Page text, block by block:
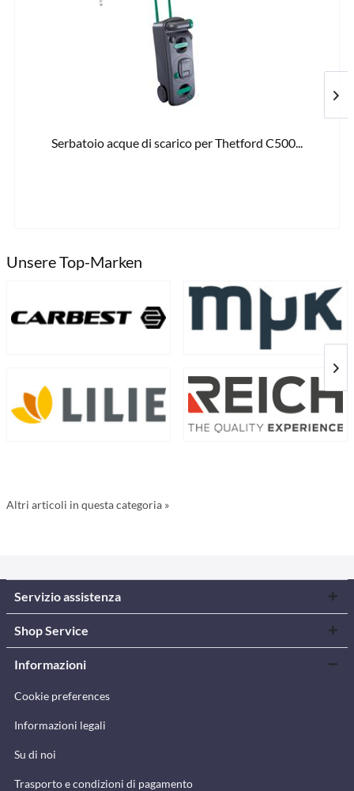
Serbatoio acque di scarico per Thetford C500...
Unsere Top-Marken
Altri articoli in questa categoria »
Servizio assistenza
Shop Service
Informazioni
Cookie preferences
Informazioni legali
Su di noi
Trasporto e condizioni di pagamento